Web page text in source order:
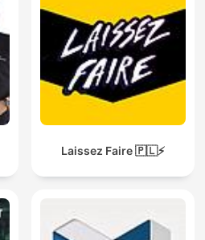
Laissez Faire 🇵🇱⚡